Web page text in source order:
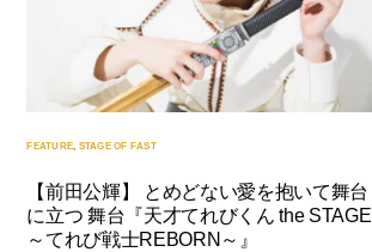
FEATURE STAGE OF FAST
【前田公輝】 とめどない愛を抱いて舞台
に立つ 舞台『天才てれびくん the STAGE
～てれび戦士REBORN～』